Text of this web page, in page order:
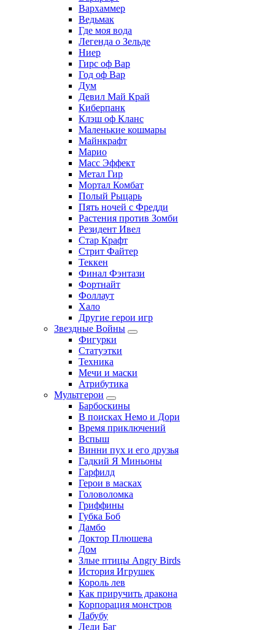
Вархаммер
Ведьмак
Где моя вода
Легенда о Зельде
Ниер
Гирс оф Вар
Год оф Вар
Дум
Девил Май Край
Киберпанк
Клэш оф Кланс
Маленькие кошмары
Майнкрафт
Марио
Масс Эффект
Метал Гир
Мортал Комбат
Полый Рыцарь
Пять ночей с Фредди
Растения против Зомби
Резидент Ивел
Стар Крафт
Стрит Файтер
Теккен
Финал Фэнтази
Фортнайт
Фоллаут
Хало
Другие герои игр
Звездные Войны
Фигурки
Статуэтки
Техника
Мечи и маски
Атрибутика
Мультгерои
Барбоскины
В поисках Немо и Дори
Время приключений
Вспыш
Винни пух и его друзья
Гадкий Я Миньоны
Гарфилд
Герои в масках
Головоломка
Гриффины
Губка Боб
Дамбо
Доктор Плюшева
Дом
Злые птицы Angry Birds
История Игрушек
Король лев
Как приручить дракона
Корпорация монстров
Лабубу
Леди Баг